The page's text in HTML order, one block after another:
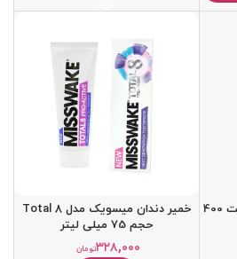
دهان شویه لمینیتی کامپوزیت 400
خمیر دندان میسویک مدل Total 8
حجم 75 میلی لیتر
تومان۳۲۸,۰۰۰